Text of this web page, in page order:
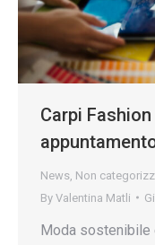
Carpi
News Non
By Valentina Matli
Moda sostenibile